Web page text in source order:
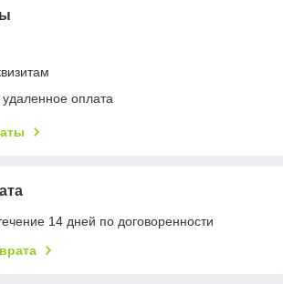
оплата
14 дней по договоренности